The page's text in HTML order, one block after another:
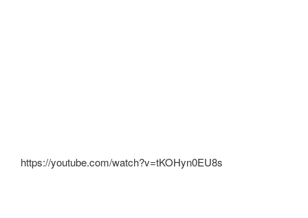
https://youtube.com/watch?v=tKOHyn0EU8s